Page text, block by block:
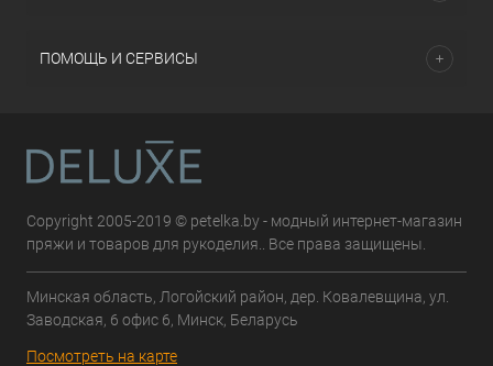
ПОМОЩЬ И СЕРВИСЫ
Copyright 2005-2019 © petelka.by - модный интернет-магазин
пряжи и товаров для рукоделия.. Все права защищены.
Минская область, Логойский район, дер. Ковалевщина, ул.
Заводская, 6 офис 6, Минск, Беларусь
Посмотреть на карте